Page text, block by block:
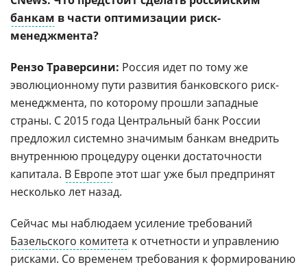
банкам в части оптимизации риск-
менеджмента?
Рензо Траверсини: Россия идет по тому же
эволюционному пути развития банковского риск-
менеджмента, по которому прошли западные
страны. С 2015 года Центральный банк России
предложил системно значимым банкам внедрить
внутреннюю процедуру оценки достаточности
капитала. В Европеэтот шаг уже был предпринят
несколько лет назад.
Сейчас мы наблюдаем усиление требований
Базельского комитета к отчетности и управлению
рисками. Со временем требования к формированию